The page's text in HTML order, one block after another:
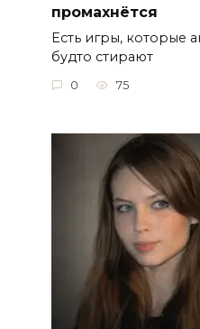
промахнётся
Есть игры, которые
будто стирают
0 75